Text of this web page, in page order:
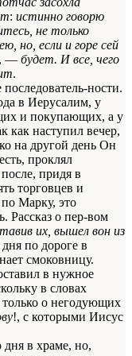
: истинно говорю
не только
но, если и горе сей
, — будет. И все, чего
.
ности.
в Иерусалим, у
и покупающих, а у
как наступил вечер,
на другой день Он
проклял
придя в
торговцев и
Марку, это
Рассказ о пер-вом
их, вышел вон из
по дороге в
смоковницу.
в нужное
в словах
о негодующих
!, с которыми Иисус
в храме, но,